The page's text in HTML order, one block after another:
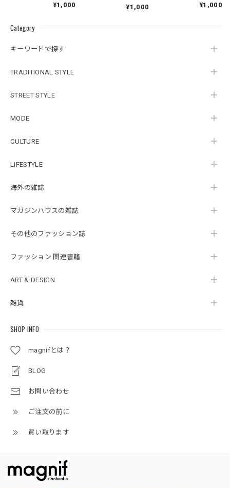
Category
キーワードで探す
TRADITIONAL STYLE
STREET STYLE
MODE
CULTURE
LIFESTYLE
海外の雑誌
マガジンハウスの雑誌
その他のファッション誌
ファッション 関連書籍
ART & DESIGN
雑貨
SHOP INFO
magnifとは？
BLOG
お問い合わせ
ご注文の前に
買い取ります
¥1,000 ¥1,000 ¥1,000